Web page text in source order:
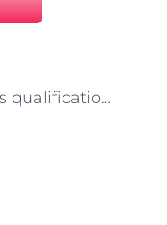
« Les qualifications requises pour devenir agent d’aide à domicile à Paris »